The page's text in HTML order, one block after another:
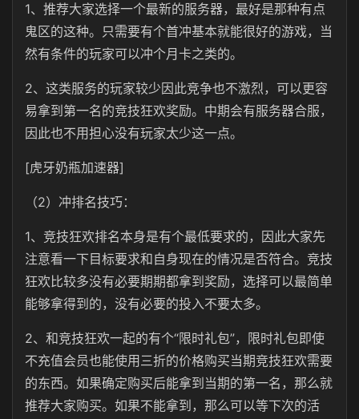
1、推荐大家选择一个最新的服务器，最好是那种有点
鬼区的这种。只需要有个首冲基本就能很好的游戏，当
然有条件的玩家可以冲个月卡之类的。
2、这类服务的玩家较少因此竞争也不激烈，可以更容
易拿到第一名的竞技狂欢奖励。中期会有服务器合服，
因此也不用担心没有玩家太少这一点。
[虎牙奶瓶加速器]
（2）冲排名技巧：
1、竞技狂欢排名本身是有个最低要求的，因此大家先
注意看一下目标要求和自身现在的情况是否符合。竞技
狂欢比较多没有必要期期都拿到奖励，选择可以最简单
能够拿得到的，没有必要的投入不要太多。
2、和竞技狂欢一起的有个“限时礼包”，限时礼包即使
不充值会员也能使用三折的价格购买当期竞技狂欢需要
的东西。如果确定购买后能拿到当期的第一名，那么就
推荐大家购买。如果不能拿到，那么可以等下次的活